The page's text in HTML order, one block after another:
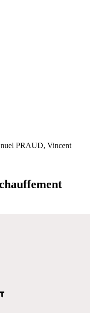
PRAUD, Vincent